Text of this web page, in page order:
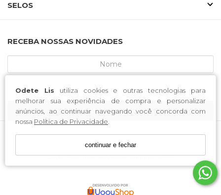
Odete Lis utiliza cookies e outras tecnologias para
melhorar sua experiência de compra e personalizar
anúncios, ao continuar navegando você concorda com
nossa Política de Privacidade
continuar e fechar
SELOS
RECEBA NOSSAS NOVIDADES
CADASTRE-SE
MCA CALCADOS / CNPJ: 52.233.219/0001-34
Endereço: Rua Saldanha Marinho, 3688